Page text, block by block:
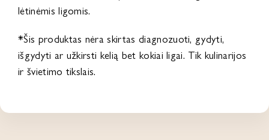
lėtinėmis ligomis.
*Šis produktas nėra skirtas diagnozuoti, gydyti,
išgydyti ar užkirsti kelią bet kokiai ligai. Tik kulinarijos
ir švietimo tikslais.